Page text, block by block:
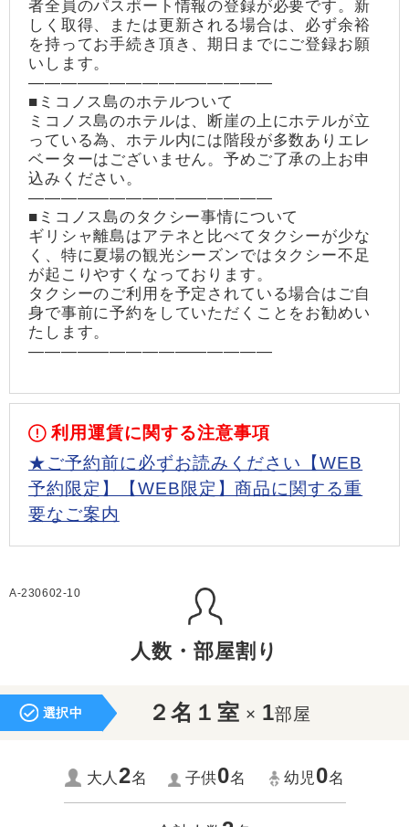
者全員のパスポート情報の登録が必要です。新
しく取得、または更新される場合は、必ず余裕
を持ってお手続き頂き、期日までにご登録お願
いします。
―――――――――――――――
■ミコノス島のホテルついて
ミコノス島のホテルは、断崖の上にホテルが立
っている為、ホテル内には階段が多数ありエレ
ベーターはございません。予めご了承の上お申
込みください。
―――――――――――――――
■ミコノス島のタクシー事情について
ギリシャ離島はアテネと比べてタクシーが少な
く、特に夏場の観光シーズンではタクシー不足
が起こりやすくなっております。
タクシーのご利用を予定されている場合はご自
身で事前に予約をしていただくことをお勧めい
たします。
―――――――――――――――
利用運賃に関する注意事項
★ご予約前に必ずお読みください【WEB
予約限定】【WEB限定】商品に関する重
要なご案内
A-230602-10
人数・部屋割り
選択中 ２名１室 × 1部屋
大人2名 子供0名 幼児0名